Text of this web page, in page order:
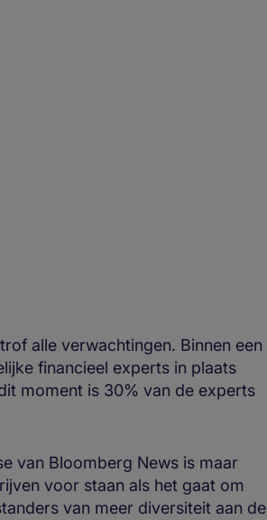
alle verwachtingen. Binnen een
financieel experts in plaats
moment is 30% van de experts
van Bloomberg News is maar
voor staan als het gaat om
van meer diversiteit aan de